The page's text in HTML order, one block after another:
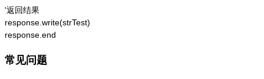
'返回结果
response.write(strTest)
response.end
常见问题